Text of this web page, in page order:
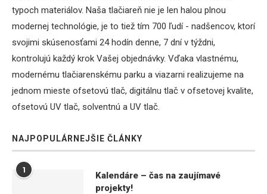
typoch materiálov. Naša tlačiareň nie je len halou plnou
modernej technológie, je to tiež tím 700 ľudí - nadšencov, ktorí
svojimi skúsenosťami 24 hodín denne, 7 dní v týždni,
kontrolujú každý krok Vašej objednávky. Vďaka vlastnému,
modernému tlačiarenskému parku a viazarni realizujeme na
jednom mieste ofsetovú tlač, digitálnu tlač v ofsetovej kvalite,
ofsetovú UV tlač, solventnú a UV tlač.
NAJPOPULÁRNEJŠIE ČLÁNKY
1
Kalendáre – čas na zaujímavé
projekty!